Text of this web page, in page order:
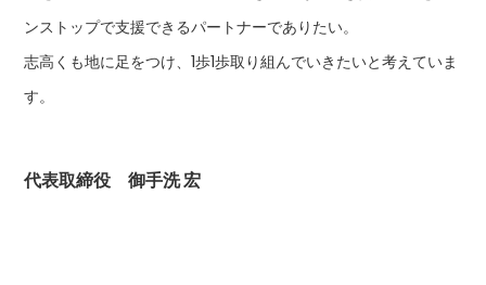
ンストップで支援できるパートナーでありたい。
志高くも地に足をつけ、1歩1歩取り組んでいきたいと考えていま
す。
代表取締役 御手洗 宏